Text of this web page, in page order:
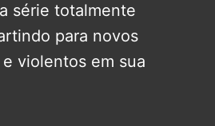
série totalmente
para novos
violentos em sua